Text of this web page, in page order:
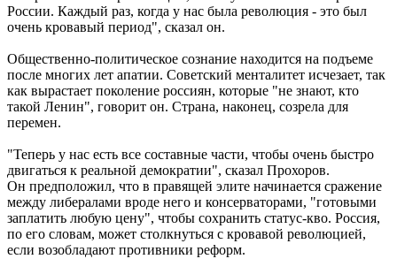
России. Каждый раз, когда у нас была революция - это был
очень кровавый период", сказал он.
Общественно-политическое сознание находится на подъеме
после многих лет апатии. Советский менталитет исчезает, так
как вырастает поколение россиян, которые "не знают, кто
такой Ленин", говорит он. Страна, наконец, созрела для
перемен.
"Теперь у нас есть все составные части, чтобы очень быстро
двигаться к реальной демократии", сказал Прохоров.
Он предположил, что в правящей элите начинается сражение
между либералами вроде него и консерваторами, "готовыми
заплатить любую цену", чтобы сохранить статус-кво. Россия,
по его словам, может столкнуться с кровавой революцией,
если возобладают противники реформ.